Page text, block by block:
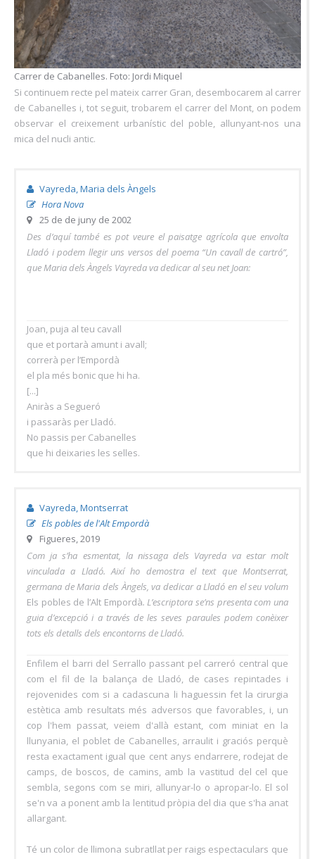
Carrer de Cabanelles. Foto: Jordi Miquel
Si continuem recte pel mateix carrer Gran, desembocarem al carrer
de Cabanelles i, tot seguit, trobarem el carrer del Mont, on podem
observar el creixement urbanístic del poble, allunyant-nos una
mica del nucli antic.
Vayreda, Maria dels Àngels
Hora Nova
25 de de juny de 2002
Des d’aquí també es pot veure el paisatge agrícola que envolta
Lladó i podem llegir uns versos del poema “Un cavall de cartró”,
que Maria dels Àngels Vayreda va dedicar al seu net Joan:
Joan, puja al teu cavall
que et portarà amunt i avall;
correrà per l’Empordà
el pla més bonic que hi ha.
[...]
Aniràs a Segueró
i passaràs per Lladó.
No passis per Cabanelles
que hi deixaries les selles.
Vayreda, Montserrat
Els pobles de l'Alt Empordà
Figueres, 2019
Com ja s’ha esmentat, la nissaga dels Vayreda va estar molt
vinculada a Lladó. Així ho demostra el text que Montserrat,
germana de Maria dels Àngels, va dedicar a Lladó en el seu volum
Els pobles de l’Alt Empordà. L’escriptora se’ns presenta com una
guia d’excepció i a través de les seves paraules podem conèixer
tots els detalls dels encontorns de Lladó.
Enfilem el barri del Serrallo passant pel carreró central que
com el fil de la balança de Lladó, de cases repintades i
rejovenides com si a cadascuna li haguessin fet la cirurgia
estètica amb resultats més adversos que favorables, i, un
cop l'hem passat, veiem d'allà estant, com miniat en la
llunyania, el poblet de Cabanelles, arraulit i graciós perquè
resta exactament igual que cent anys endarrere, rodejat de
camps, de boscos, de camins, amb la vastitud del cel que
sembla, segons com se miri, allunyar-lo o apropar-lo. El sol
se'n va a ponent amb la lentitud pròpia del dia que s'ha anat
allargant.
Té un color de llimona subratllat per raigs espectaculars que